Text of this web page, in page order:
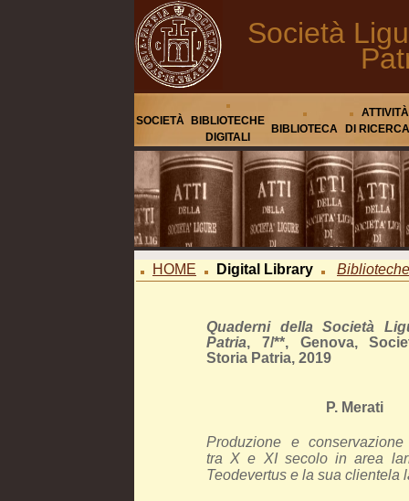
Società
SOCIETÀ
BIBLIOTECHE
DIGITALI
BIBLIOTECA
ATTIVITÀ
DI RICERCA
HOME Digital Library
Quaderni della Società
Patria, 7/**, Genova,
Storia Patria, 2019
P. Merati
Produzione e conservazione
tra X e XI secolo in area
Teodevertus e la sua clientela